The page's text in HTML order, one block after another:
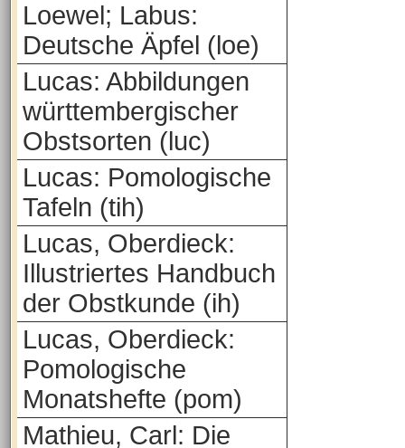
Loewel; Labus:
Deutsche Äpfel (loe)
Lucas: Abbildungen
württembergischer
Obstsorten (luc)
Lucas: Pomologische
Tafeln (tih)
Lucas, Oberdieck:
Illustriertes Handbuch
der Obstkunde (ih)
Lucas, Oberdieck:
Pomologische
Monatshefte (pom)
Mathieu, Carl: Die